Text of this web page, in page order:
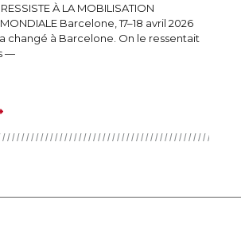
À LA MOBILISATION
Barcelone, 17–18 avril 2026
changé à Barcelone. On le ressentait
—